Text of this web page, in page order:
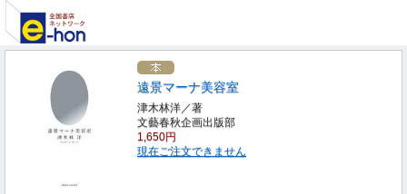
遠景マーナ美容室
津木林洋／著
文藝春秋企画出版部
1,650円
現在ご注文できません